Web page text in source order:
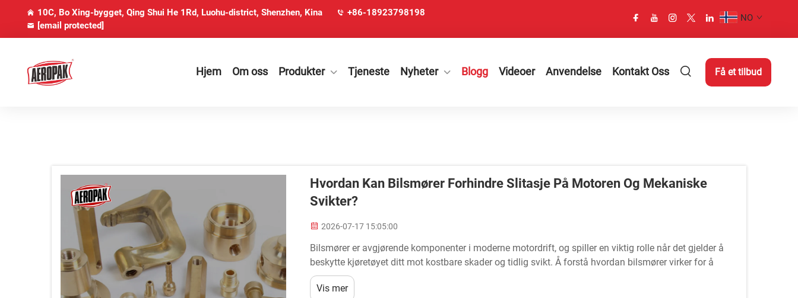
10C, Bo Xing-bygget, Qing Shui He 1Rd, Luohu-district, Shenzhen, Kina
+86-18923798198
[email protected]
NO
Hjem Om oss Produkter Tjeneste Nyheter Blogg Videoer Anvendelse Kontakt Oss Få et tilbud
Hvordan Kan Bilsmører Forhindre Slitasje På Motoren Og Mekaniske
Svikter?
2026-07-17 15:05:00
Bilsmører er avgjørende komponenter i moderne motordrift, og spiller en viktig rolle når det gjelder å
beskytte kjøretøyet ditt mot kostbare skader og tidlig svikt. Å forstå hvordan bilsmører virker for å
forhindre slitasje på motoren og mekaniske svikter er...
Vis mer